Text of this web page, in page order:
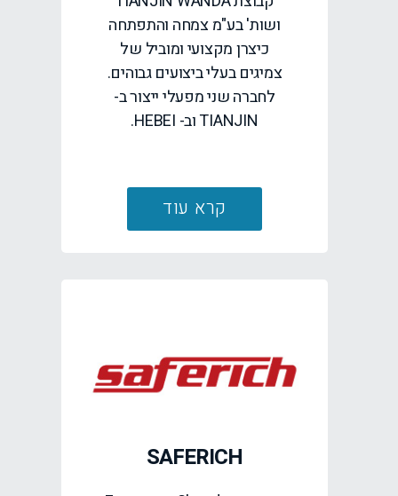
ושות' בע"מ צמחה והתפתחה
כיצרן מקצועי ומוביל של
צמיגים בעלי ביצועים גבוהים.
לחברה שני מפעלי ייצור ב-
TIANJIN וב- HEBEI.
קרא עוד
SAFERICH